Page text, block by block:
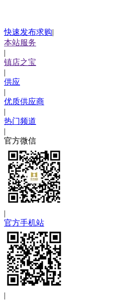
快速发布求购|
本站服务
|
镇店之宝
|
供应
|
优质供应商
|
热门频道
|
官方微信
|
官方手机站
|